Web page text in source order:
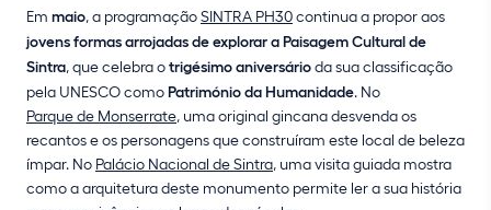
Em maio, a programaçãoSINTRA PH30continua a propor aos
jovensformas arrojadas de explorar a Paisagem Cultural de
Sintra, que celebra otrigésimo aniversárioda sua classificação
pela UNESCO comoPatrimónio da Humanidade. No
Parque de Monserrate, uma original gincana desvenda os
recantos e os personagens que construíram este local de beleza
ímpar. No Palácio Nacional de Sintra, uma visita guiada mostra
como a arquitetura deste monumento permite ler a sua história